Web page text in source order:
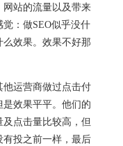
站的流量以及带来
：做SEO似乎没什
效果。效果不好那
运营商做过点击付
效果平平。他们的
点击量比较高，但
投之前一样，最后